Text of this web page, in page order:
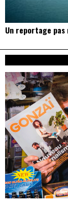
Un reportage pas